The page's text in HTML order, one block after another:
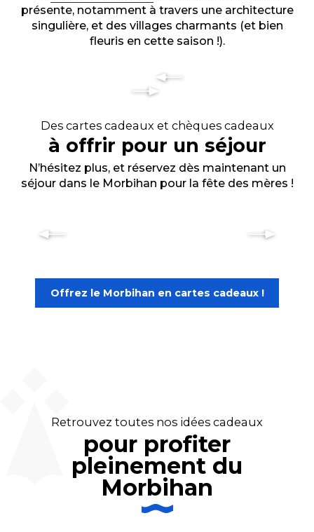
présente, notamment à travers une architecture
singulière, et des villages charmants (et bien
fleuris en cette saison !).
Des cartes cadeaux et chèques cadeaux
à offrir pour un séjour
N’hésitez plus, et réservez dès maintenant un
séjour dans le Morbihan pour la fête des mères !
Offrez des loisirs sportifs ou des
Offrez le Morbihan en cartes cadeaux !
Retrouvez toutes nos idées cadeaux
pour profiter
pleinement du
Morbihan